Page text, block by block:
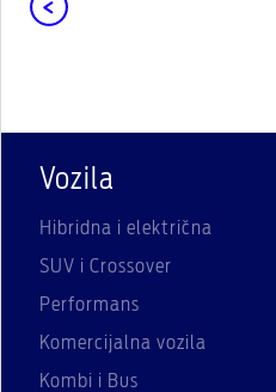
Vozila
Hibridna i električna
SUV i Crossover
Performans
Komercijalna vozila
Kombi i Bus